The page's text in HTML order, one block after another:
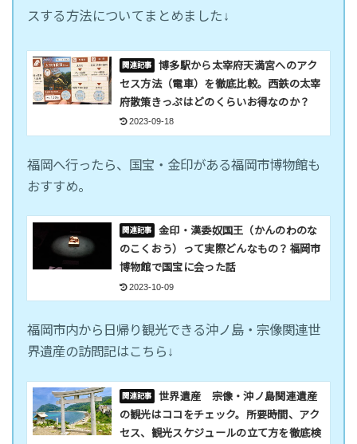
スする方法についてまとめました↓
博多駅から太宰府天満宮へのアク
セス方法（電車）を徹底比較。西鉄の太宰
府散策きっぷはどのくらいお得なのか？
2023-09-18
福岡へ行ったら、国宝・金印がある福岡市博物館も
おすすめ。
金印・漢委奴国王（かんのわのな
のこくおう）って実際どんなもの？福岡市
博物館で国宝に会った話
2023-10-09
福岡市内から日帰り観光できる沖ノ島・宗像関連世
界遺産の訪問記はこちら↓
世界遺産 宗像・沖ノ島関連遺産
の観光はココをチェック。所要時間、アク
セス、観光スケジュールの立て方を徹底検